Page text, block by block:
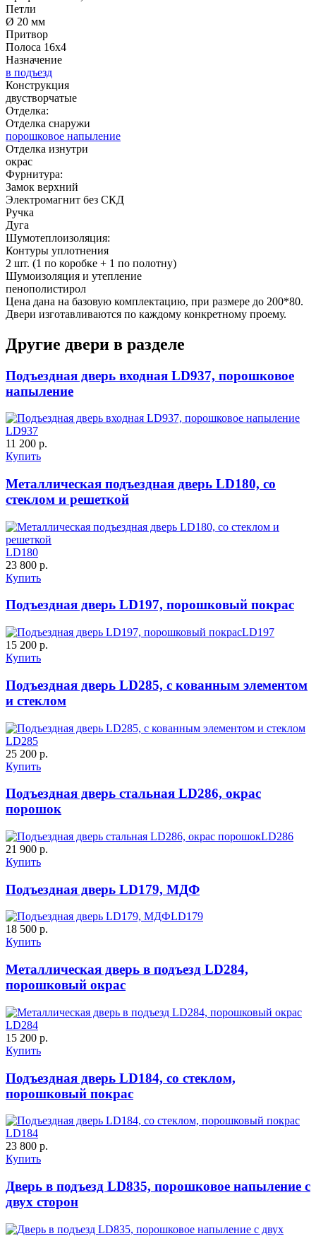
Петли
Ø 20 мм
Притвор
Полоса 16х4
Назначение
в подъезд
Конструкция
двустворчатые
Отделка:
Отделка снаружи
порошковое напыление
Отделка изнутри
окрас
Фурнитура:
Замок верхний
Электромагнит без СКД
Ручка
Дуга
Шумотеплоизоляция:
Контуры уплотнения
2 шт. (1 по коробке + 1 по полотну)
Шумоизоляция и утепление
пенополистирол
Цена дана на базовую комплектацию, при размере до 200*80.
Двери изготавливаются по каждому конкретному проему.
Другие двери в разделе
Подъездная дверь входная LD937, порошковое
напыление
LD937
11 200 р.
Купить
Металлическая подъездная дверь LD180, со
стеклом и решеткой
LD180
23 800 р.
Купить
Подъездная дверь LD197, порошковый покрас
LD197
15 200 р.
Купить
Подъездная дверь LD285, с кованным элементом
и стеклом
LD285
25 200 р.
Купить
Подъездная дверь стальная LD286, окрас
порошок
LD286
21 900 р.
Купить
Подъездная дверь LD179, МДФ
LD179
18 500 р.
Купить
Металлическая дверь в подъезд LD284,
порошковый окрас
LD284
15 200 р.
Купить
Подъездная дверь LD184, со стеклом,
порошковый покрас
LD184
23 800 р.
Купить
Дверь в подъезд LD835, порошковое напыление с
двух сторон